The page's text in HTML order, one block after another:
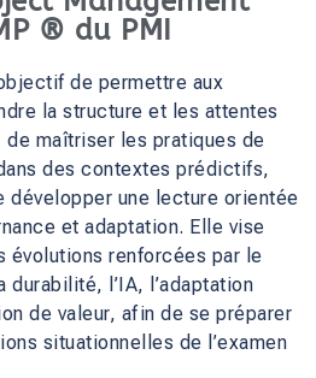
® du PMI
de permettre aux
la structure et les attentes
de maîtriser les pratiques de
des contextes prédictifs,
développer une lecture orientée
et adaptation. Elle vise
évolutions renforcées par le
durabilité, l’IA, l’adaptation
de valeur, afin de se préparer
situationnelles de l’examen